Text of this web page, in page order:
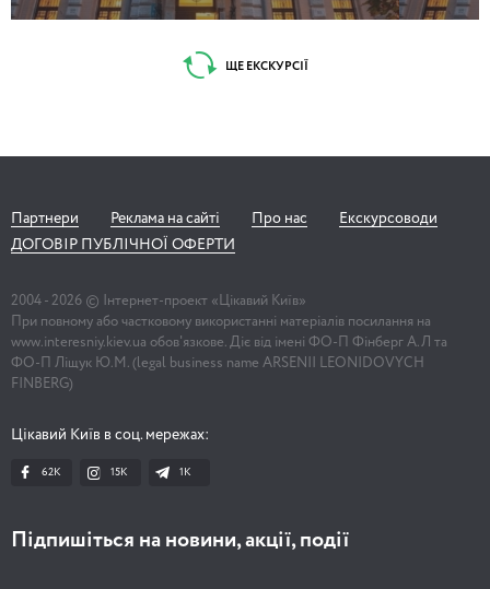
ЩЕ ЕКСКУРСІЇ
Партнери Реклама на сайті Про нас
Екскурсоводи
ДОГОВІР ПУБЛІЧНОЇ ОФЕРТИ
2004 - 2026 © Інтернет-проект «Цікавий Київ»
При повному або частковому використанні матеріалів посилання на
www.interesniy.kiev.ua обов'язкове. Діє від імені ФО-П Фінберг А.Л та
ФО-П Ліщук Ю.М. (legal business name ARSENII LEONIDOVYCH
FINBERG)
Цікавий Київ в соц. мережах:
62K 15K 1К
Підпишіться на новини, акції, події